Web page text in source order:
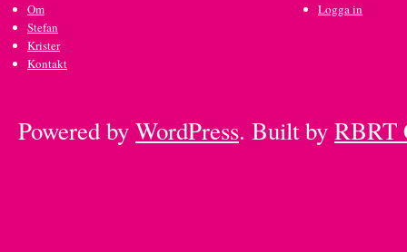
Om
Stefan
Krister
Kontakt
Logga in
Powered byWordPress. Built byRBRT